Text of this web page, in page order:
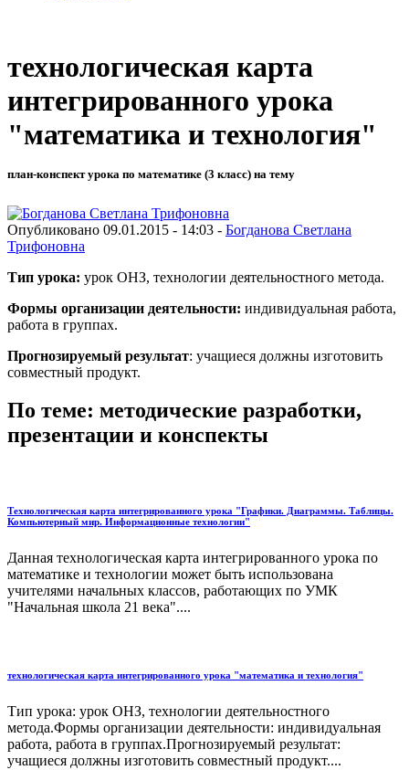
технологическая карта
интегрированного урока
"математика и технология"
план-конспект урока по математике (3 класс) на тему
Опубликовано 09.01.2015 - 14:03 - Богданова Светлана
Трифоновна
Тип урока: урок ОНЗ, технологии деятельностного метода.
Формы организации деятельности: индивидуальная работа,
работа в группах.
Прогнозируемый результат: учащиеся должны изготовить
совместный продукт.
По теме: методические разработки,
презентации и конспекты
Технологическая карта интегрированного урока "Графики. Диаграммы. Таблицы.
Компьютерный мир. Информационные технологии"
Данная технологическая карта интегрированного урока по
математике и технологии может быть использована
учителями начальных классов, работающих по УМК
"Начальная школа 21 века"....
технологическая карта интегрированного урока "математика и технология"
Тип урока: урок ОНЗ, технологии деятельностного
метода.Формы организации деятельности: индивидуальная
работа, работа в группах.Прогнозируемый результат:
учащиеся должны изготовить совместный продукт....